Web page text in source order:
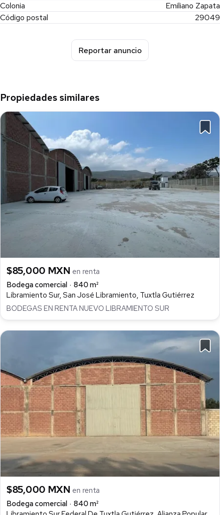
Colonia
Emiliano Zapata
Código postal
29049
Reportar anuncio
Propiedades similares
$85,000 MXN en renta
Bodega comercial
840 m²
Libramiento Sur, San José Libramiento, Tuxtla Gutiérrez
BODEGAS EN RENTA NUEVO LIBRAMIENTO SUR
$85,000 MXN en renta
Bodega comercial
840 m²